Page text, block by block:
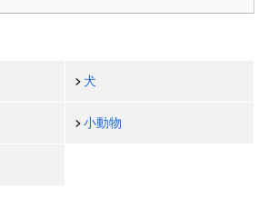
犬
小動物